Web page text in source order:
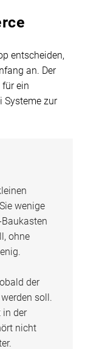
entscheiden,
an. Der
ein
Systeme zur
wenige
ohne
der
soll.
in der
nicht